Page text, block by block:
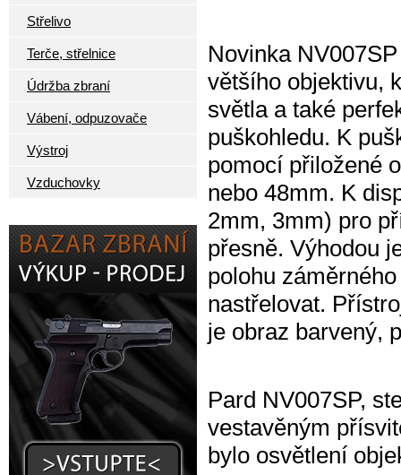
Střelivo
Terče, střelnice
Údržba zbraní
Vábení, odpuzovače
Výstroj
Vzduchovky
Novinka
většího objektivu,
světla a také
puškohledu. K
pomocí přiložené
nebo 48mm. K
2mm, 3mm) pro
přesně. Výhodou
polohu
nastřelovat.
je obraz barvený,
Pard NV007SP,
vestavěným
bylo osvětlení